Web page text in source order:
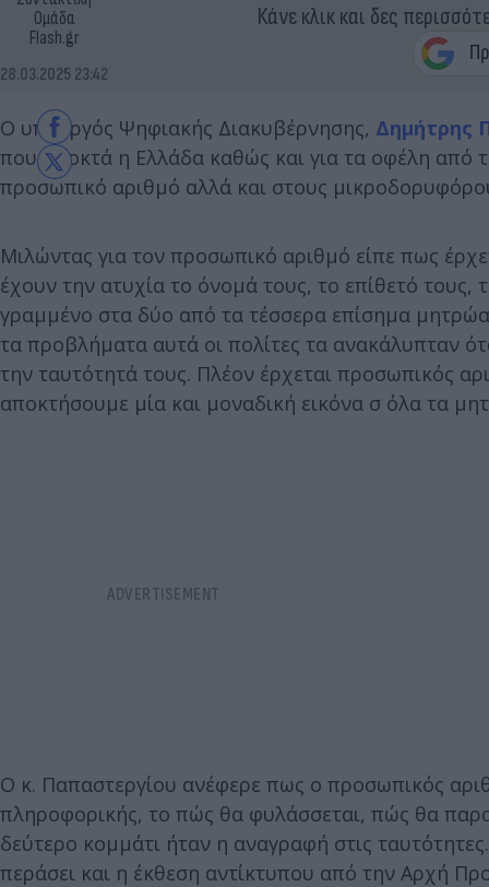
Ομάδα
Flash.gr
28.03.2025 23:42
Κάνε κλικ και δες
Ο υπουργός Ψηφιακής Διακυβέρνησης, Δημήτρης
που αποκτά η Ελλάδα καθώς και για τα οφέλη από
προσωπικό αριθμό αλλά και στους
Μιλώντας για τον προσωπικό αριθμό είπε πως
έχουν την ατυχία το όνομά τους, το επίθετό τους,
γραμμένο στα δύο από τα τέσσερα επίσημα
τα προβλήματα αυτά οι πολίτες τα ανακάλυπταν
την ταυτότητά τους. Πλέον έρχεται προσωπικός
αποκτήσουμε μία και μοναδική εικόνα σ όλα τα
Ο κ. Παπαστεργίου ανέφερε πως ο προσωπικός
πληροφορικής, το πώς θα φυλάσσεται, πώς θα
δεύτερο κομμάτι ήταν η αναγραφή στις
περάσει και η έκθεση αντίκτυπου από την Αρχή